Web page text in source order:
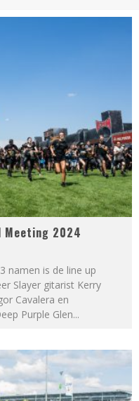
Meeting 2024
namen is de line up
Slayer gitarist Kerry
Cavalera en
Purple Glen...